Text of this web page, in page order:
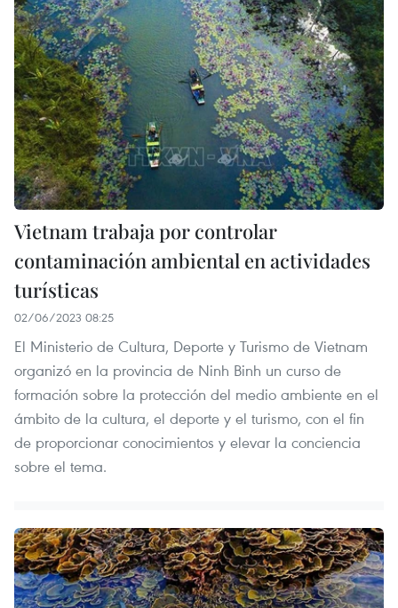
Vietnam trabaja por controlar
contaminación ambiental en actividades
turísticas
02/06/2023 08:25
El Ministerio de Cultura, Deporte y Turismo de Vietnam
organizó en la provincia de Ninh Binh un curso de
formación sobre la protección del medio ambiente en el
ámbito de la cultura, el deporte y el turismo, con el fin
de proporcionar conocimientos y elevar la conciencia
sobre el tema.